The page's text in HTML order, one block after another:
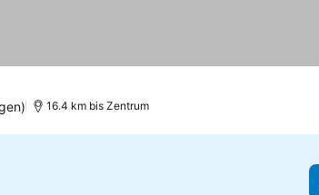
16.4 km bis Zentrum